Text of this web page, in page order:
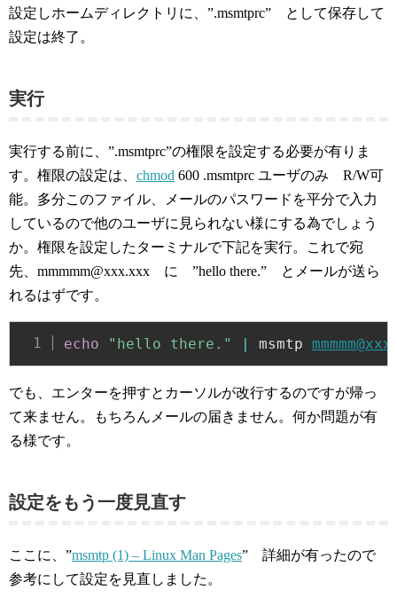
設定しホームディレクトリに、”.msmtprc” として保存して
設定は終了。
実行
実行する前に、”.msmtprc”の権限を設定する必要が有りま
す。権限の設定は、 chmod 600 .msmtprc ユーザのみ R/W可
能。多分このファイル、メールのパスワードを平分で入力
しているので他のユーザに見られない様にする為でしょう
か。権限を設定したターミナルで下記を実行。これで宛
先、mmmmm@xxx.xxx に ”hello there.” とメールが送ら
れるはずです。
echo "hello there." | msmtp
でも、エンターを押すとカーソルが改行するのですが帰っ
て来ません。もちろんメールの届きません。何か問題が有
る様です。
設定をもう一度見直す
ここに、”msmtp (1) – Linux Man Pages” 詳細が有ったので
参考にして設定を見直しました。